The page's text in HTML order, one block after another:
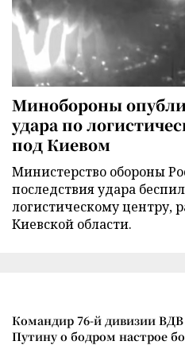
Минобороны
удара по
под Киевом
Министерство обороны
последствия удара
логистическому центру,
Киевской области.
Командир 76-й дивизии
Путину о бодром настрое